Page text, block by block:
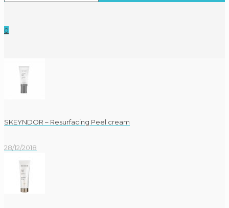
0
SKEYNDOR – Resurfacing Peel cream
28/12/2018